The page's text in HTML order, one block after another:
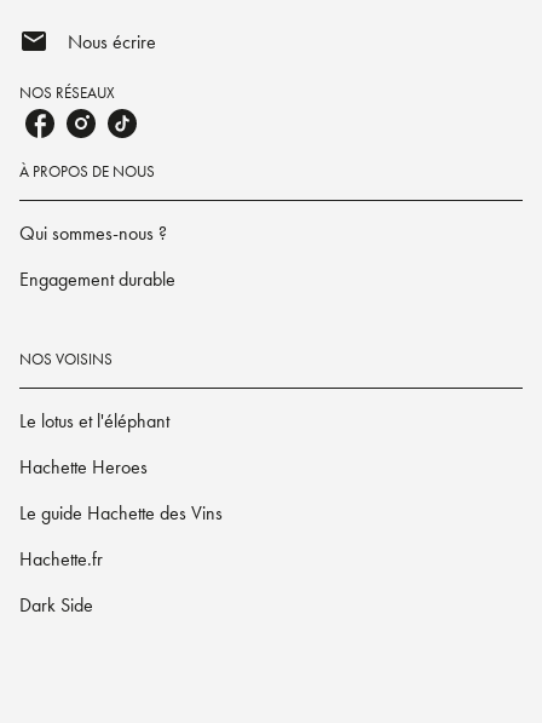
mail Nous écrire
NOS RÉSEAUX
À PROPOS DE NOUS
Qui sommes-nous ?
Engagement durable
NOS VOISINS
Le lotus et l'éléphant
Hachette Heroes
Le guide Hachette des Vins
Hachette.fr
Dark Side